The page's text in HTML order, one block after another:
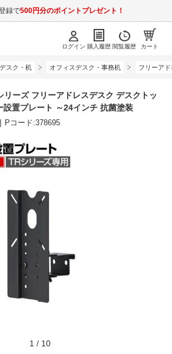
録で500円分のポイントプレゼント！
ログイン 購入履歴 閲覧履歴 カート
デスク・机 オフィスデスク・事務机 フリーア
リーズ フリーアドレスデスク デスクトッ
設置プレート ～24インチ 抗菌塗装
Pコード:378695
1 / 10